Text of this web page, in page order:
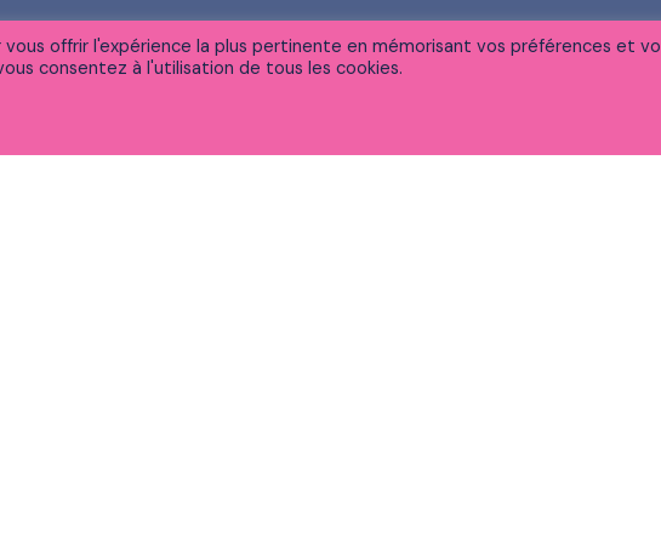
offrir l'expérience la plus pertinente en mémorisant vos préférences et
consentez à l'utilisation de tous les cookies.